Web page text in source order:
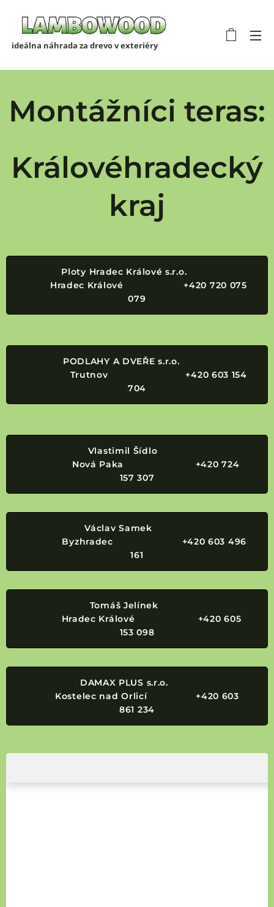
ideálna náhrada za drevo v exteriéry
Montážníci teras:
Královéhradecký
kraj
Ploty Hradec Králové s.r.o.
Hradec Králové +420 720 075
079
PODLAHY A DVEŘE s.r.o.
Trutnov +420 603 154
704
Vlastimil Šídlo
Nová Paka +420 724
157 307
Václav Samek
Byzhradec +420 603 496
161
Tomáš Jelínek
Hradec Králové +420 605
153 098
DAMAX PLUS s.r.o.
Kostelec nad Orlicí +420 603
861 234